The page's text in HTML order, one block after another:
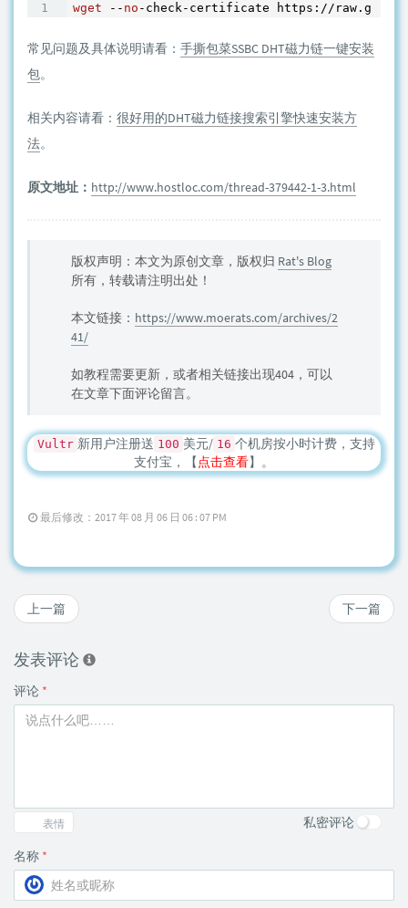
wget -- no
常见问题及具体说明请看： 手撕包菜SSBC DHT磁力链一键安装
包。
相关内容请看： 很好用的DHT磁力链接搜索引擎快速安装方
法。
原文地址： http://www.hostloc.com/thread-379442-1-3.html
版权声明：本文为原创文章，版权归 Rat's Blog
所有，转载请注明出处！
本文链接： https://www.moerats.com/archives/2
41/
如教程需要更新，或者相关链接出现404，可以
在文章下面评论留言。
Vultr 新用户注册送 100 美元/ 16 个机房按小时计费，支持
支付宝，【 点击查看】。
最后修改：2017 年 08 月 06 日 06 : 07 PM
下一篇
上一篇
发表评论
评论 *
表情 私密评论
名称 *